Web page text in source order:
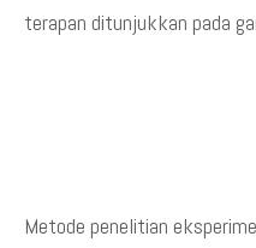
terapan ditunjukkan pada
Metode penelitian